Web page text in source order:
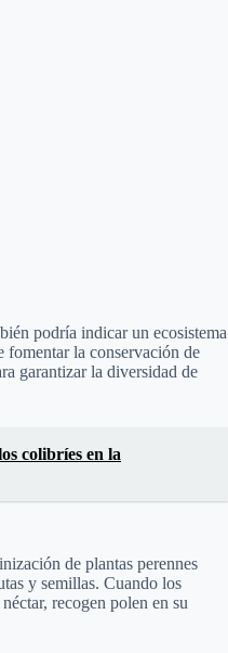
podría indicar un ecosistema
fomentar la conservación de
garantizar la diversidad de
colibríes en la
de plantas perennes
y semillas. Cuando los
recogen polen en su